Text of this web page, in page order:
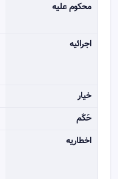
محکوم علیه
اجرائیه
خیار
حَکَم
اخطاریه